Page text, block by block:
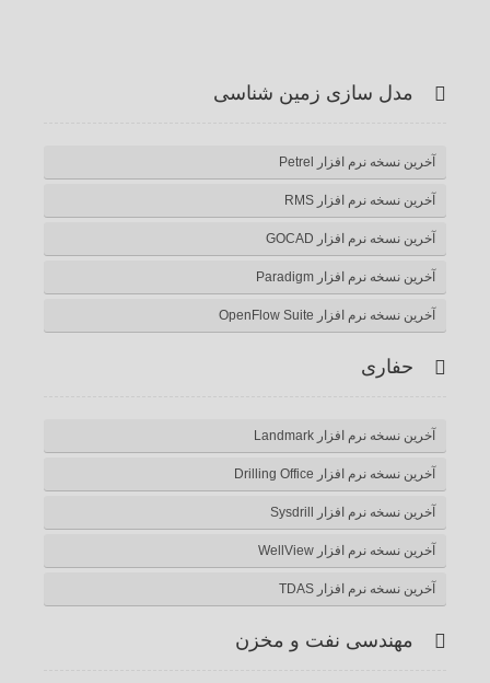
اس
مدل سازی زمین شناسی
آخرین نسخه نرم افزار Petrel
آخرین نسخه نرم افزار RMS
آخرین نسخه نرم افزار GOCAD
آخرین نسخه نرم افزار Paradigm
آخرین نسخه نرم افزار OpenFlow Suite
حفاری
آخرین نسخه نرم افزار Landmark
آخرین نسخه نرم افزار Drilling Office
آخرین نسخه نرم افزار Sysdrill
آخرین نسخه نرم افزار WellView
آخرین نسخه نرم افزار TDAS
مهندسی نفت و مخزن